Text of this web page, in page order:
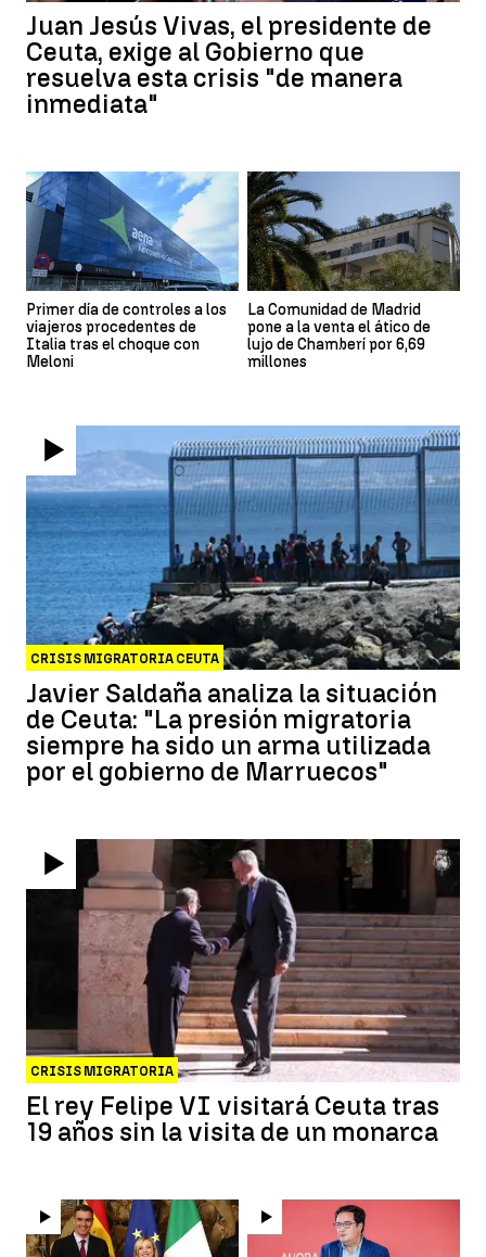
Juan Jesús Vivas, el presidente de
Ceuta, exige al Gobierno que
resuelva esta crisis "de manera
inmediata"
Primer día de controles a los
viajeros procedentes de
Italia tras el choque con
Meloni
La Comunidad de Madrid
pone a la venta el ático de
lujo de Chamberí por 6,69
millones
CRISIS MIGRATORIA CEUTA
Javier Saldaña analiza la situación
de Ceuta: "La presión migratoria
siempre ha sido un arma utilizada
por el gobierno de Marruecos"
CRISIS MIGRATORIA
El rey Felipe VI visitará Ceuta tras
19 años sin la visita de un monarca